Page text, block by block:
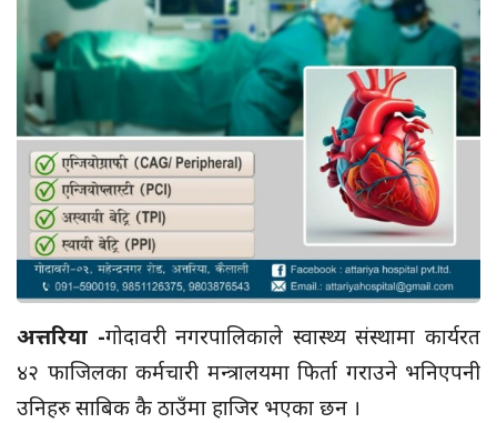
अत्तरिया -गोदावरी नगरपालिकाले स्वास्थ्य संस्थामा कार्यरत
४२ फाजिलका कर्मचारी मन्त्रालयमा फिर्ता गराउने भनिएपनी
उनिहरु साबिक कै ठाउँमा हाजिर भएका छन ।